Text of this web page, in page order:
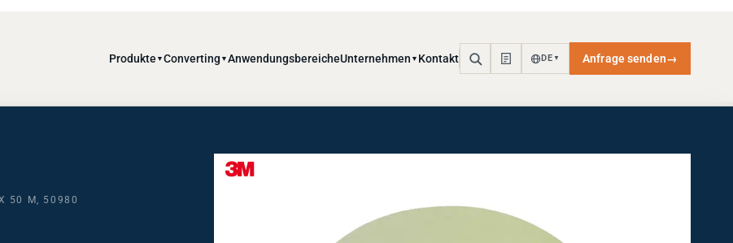
Kontakt DE
50 M, 50980